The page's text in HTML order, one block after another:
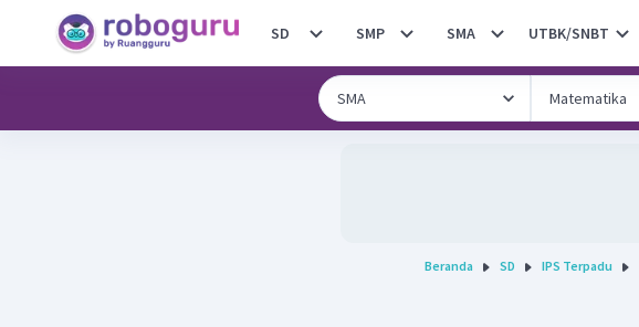
SD SMP SMA UTBK/SNBT
Beranda SD IPS Terpadu